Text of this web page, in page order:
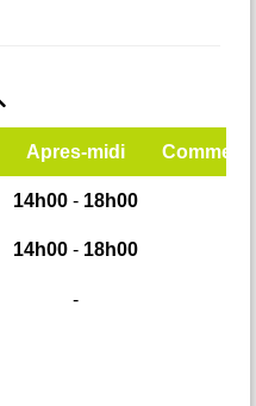
Apres-midi
14h00 - 18h00
14h00 - 18h00
-